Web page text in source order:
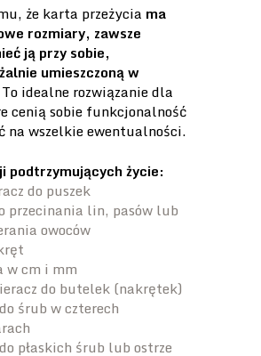
że karta przeżycia ma
rozmiary, zawsze
ją przy sobie,
umieszczoną w
To idealne rozwiązanie dla
cenią sobie funkcjonalność
na wszelkie ewentualności.
podtrzymujących życie:
do puszek
przecinania lin, pasów lub
owoców
w cm i mm
do butelek (nakrętek)
śrub w czterech
płaskich śrub lub ostrze